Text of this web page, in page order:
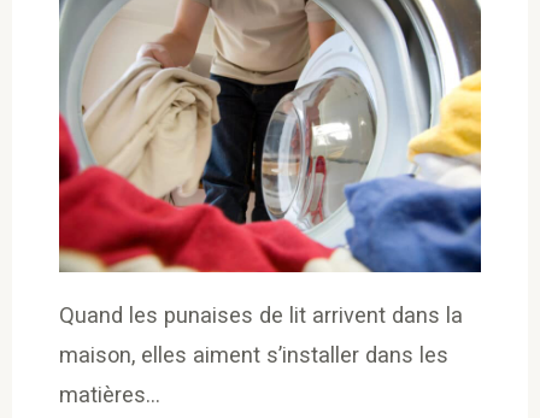
Quand les punaises de lit arrivent dans la
maison, elles aiment s’installer dans les
matières…